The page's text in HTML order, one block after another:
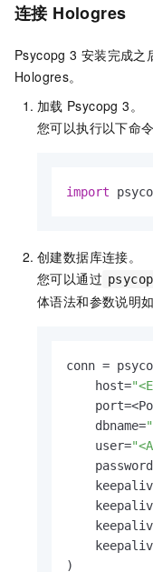
连接 Hologres
Psycopg 3 安装完成之
Hologres。
加载 Psycopg 3。
您可以执行以下命
import
创建数据库连接。
您可以通过
体语法和参数说明如
conn =
    host=
    dbname=
    user=